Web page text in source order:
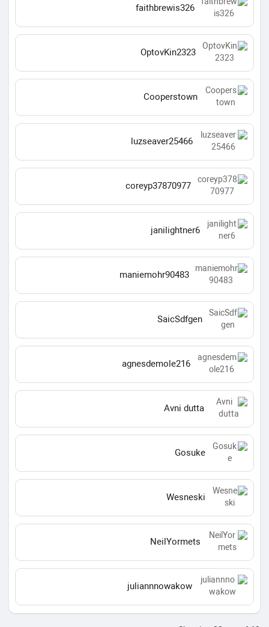
faithbrewis326
OptovKin2323
Cooperstown
luzseaver25466
coreyp37870977
janilightner6
maniemohr90483
SaicSdfgen
agnesdemole216
Avni dutta
Gosuke
Wesneski
NeilYormets
juliannnowakow